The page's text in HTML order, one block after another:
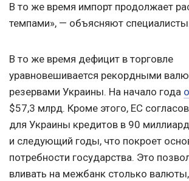
В то же время импорт продолжает
темпами», — объясняют
В то же время дефицит в торговле
уравновешивается рекордными
резервами Украины. На начало года
$57,3 млрд. Кроме этого, ЕС
для Украины кредитов в 90
и следующий годы, что покроет
потребности государства. Это
вливать на межбанк столько